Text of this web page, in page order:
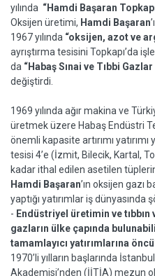
yılında “Hamdi Başaran
Oksijen üretimi, Hamdi Başaran
1967 yılında “oksijen, azot ve
ayrıştırma tesisini Topkapı’da
da “Habaş Sınai ve Tıbbi
değiştirdi.
1969 yılında ağır makina ve
üretmek üzere Habaş Endüstri
önemli kapasite artırımı
tesisi 4’e (İzmit, Bilecik, Kartal,
kadar ithal edilen asetilen
Hamdi Başaran’ın oksijen gazı
yaptığı yatırımlar iş dünyasında
- Endüstriyel üretimin ve
gazların ülke çapında
tamamlayıcı yatırımlarına
1970’li yılların başlarında
Akademisi’nden (İİTİA) mezun